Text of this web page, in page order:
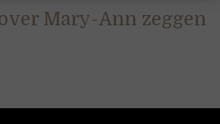
Mary-Ann zeggen